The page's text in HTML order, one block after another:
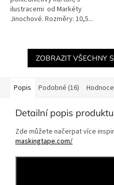
ilustracemi od Markéty
Jinochové. Rozměry: 10,5...
ZOBRAZIT VŠECHNY
Popis Podobné (16)
Detailní popis produktu
Zde můžete načerpat více
maskingtape.com/